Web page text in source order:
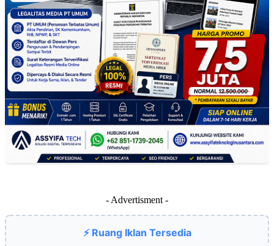
- Advertisment -
⚡ Ruang Iklan Tersedia